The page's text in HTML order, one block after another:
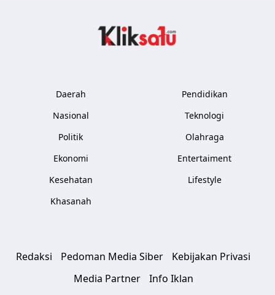
Daerah
Nasional
Politik
Ekonomi
Kesehatan
Khasanah
Pendidikan
Teknologi
Olahraga
Entertaiment
Lifestyle
Redaksi Pedoman Media Siber
Kebijakan Privasi
Media Partner
Info Iklan